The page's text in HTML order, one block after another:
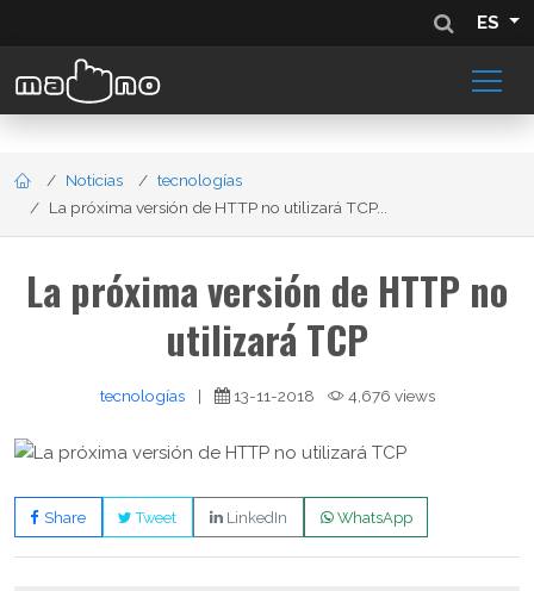
ES
Noticias
tecnologías
La próxima versión de HTTP no utilizará TCP...
La próxima versión de HTTP no
utilizará TCP
tecnologías | 13-11-2018 4,676 views
Share Tweet LinkedIn WhatsApp